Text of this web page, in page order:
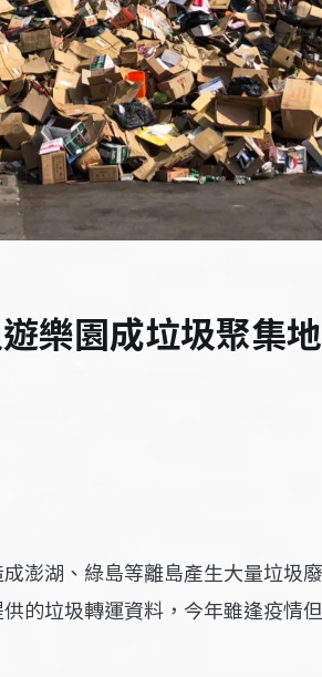
樂園成垃圾聚集地
澎湖、綠島等離島產生大量垃
的垃圾轉運資料，今年雖逢疫情